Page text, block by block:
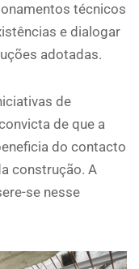
técnicos
e dialogar
adotadas.
de
de que a
do contacto
construção. A
se nesse